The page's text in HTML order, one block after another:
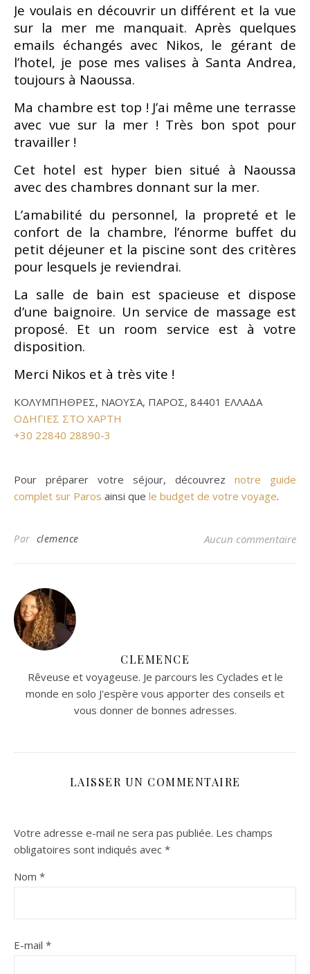
Je voulais en découvrir un différent et la vue
sur la mer me manquait. Après quelques
emails échangés avec Nikos, le gérant de
l’hotel, je pose mes valises à Santa Andrea,
toujours à Naoussa.
Ma chambre est top ! J’ai même une terrasse
avec vue sur la mer ! Très bon spot pour
travailler !
Cet hotel est hyper bien situé à Naoussa
avec des chambres donnant sur la mer.
L’amabilité du personnel, la propreté et le
confort de la chambre, l’énorme buffet du
petit déjeuner et la piscine sont des critères
pour lesquels je reviendrai.
La salle de bain est spacieuse et dispose
d’une baignoire. Un service de massage est
proposé. Et un room service est à votre
disposition.
Merci Nikos et à très vite !
ΚΟΛΥΜΠΗΘΡΕΣ, ΝΑΟΥΣΑ, ΠΑΡΟΣ, 84401 ΕΛΛΑΔΑ
ΟΔΗΓΙΕΣ ΣΤΟ ΧΑΡΤΗ
+30 22840 28890-3
Pour préparer votre séjour, découvrez notre guide
complet sur Paros ainsi que le budget de votre voyage.
Par clemence Aucun commentaire
CLEMENCE
Rêveuse et voyageuse. Je parcours les Cyclades et le
monde en solo J'espère vous apporter des conseils et
vous donner de bonnes adresses.
LAISSER UN COMMENTAIRE
Votre adresse e-mail ne sera pas publiée. Les champs
obligatoires sont indiqués avec *
Nom *
E-mail *